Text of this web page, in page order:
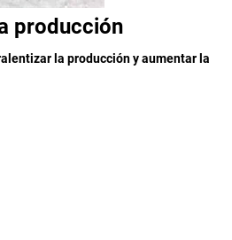
producción
la producción y aumentar la